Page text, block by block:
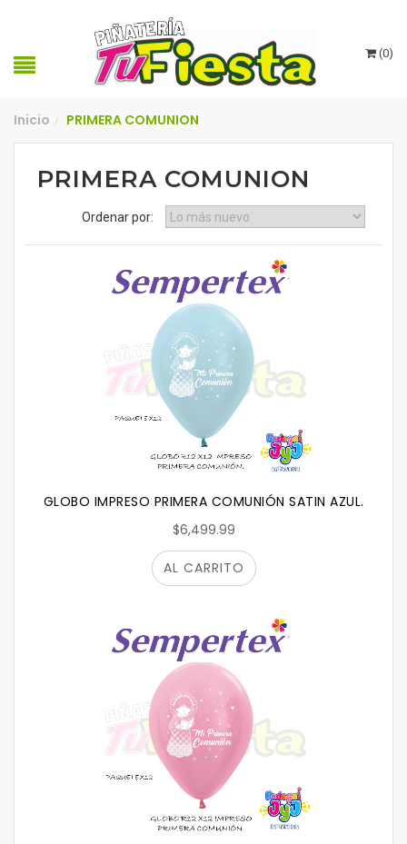
(0)
Inicio / PRIMERA COMUNION
PRIMERA COMUNION
Ordenar por:
GLOBO IMPRESO PRIMERA COMUNIÓN SATIN AZUL.
$6,499.99
AL CARRITO